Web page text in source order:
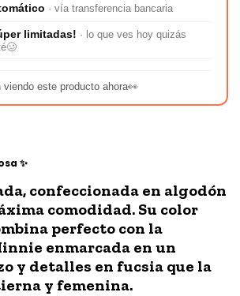
· vía transferencia bancaria
limitadas! · lo que ves hoy quizás
este producto ahora👀
✨
confeccionada en algodón
comodidad. Su color
perfecto con la
enmarcada en un
y detalles en fucsia que la
y femenina.